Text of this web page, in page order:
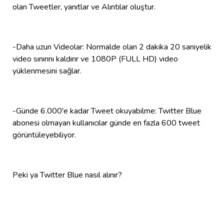
olan Tweetler, yanıtlar ve Alıntılar oluştur.
-Daha uzun Videolar: Normalde olan 2 dakika 20 saniyelik
video sınırını kaldırır ve 1080P (FULL HD) video
yüklenmesini sağlar.
-Günde 6.000'e kadar Tweet okuyabilme: Twitter Blue
abonesi olmayan kullanıcılar günde en fazla 600 tweet
görüntüleyebiliyor.
Peki ya Twitter Blue nasıl alınır?